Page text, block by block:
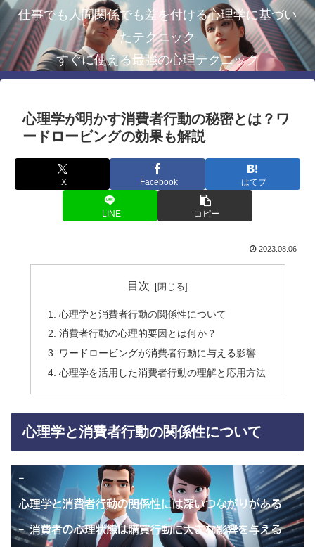
仕事でも人間関係でも差を付ける心理学に基づい
たテクニック
すぐに使える最強の心理テクニック
心理学が明かす消費者行動の秘密とは？ワ
ードロービングの効果も解説
X Facebook はてブ
LINE コピー
2023.08.06
目次
心理学と消費者行動の関係性について
消費者行動の心理的要因とは何か？
ワードロービングが消費者行動に与える影響
心理学を活用した消費者行動の理解と応用方法
心理学と消費者行動の関係性について